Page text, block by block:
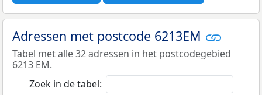
Adressen met postcode 6213EM
Tabel met alle 32 adressen in het postcodegebied
6213 EM.
Zoek in de tabel: